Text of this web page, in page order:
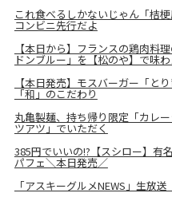
これ食べるしかないじゃん「桔
コンビニ先行だよ
【本日から】フランスの鶏肉料
ドンブルー」を【松のや】で味
【本日発売】モスバーガー「と
「和」のこだわり
丸亀製麺、持ち帰り限定「カレ
ツアツ」でいただく
385円でいいの!?【スシロー】有
パフェ＼本日発売／
「アスキーグルメNEWS」生放送